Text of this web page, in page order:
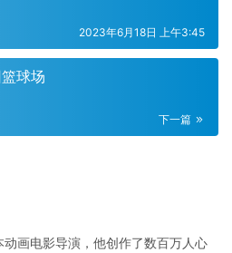
2023年6月18日 上午3:45
球场
下一篇
画电影导演，他创作了数百万人心